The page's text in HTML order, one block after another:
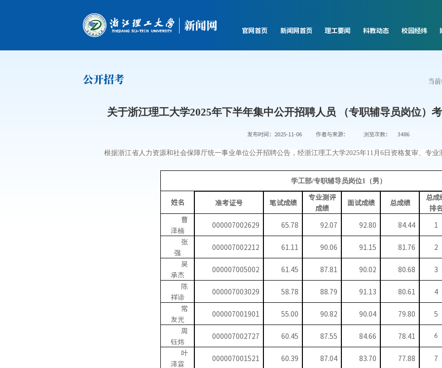
官网首页 新闻网首页 理工要闻 科教动态 校园经纬
公开招考 当前
关于浙江理工大学2025年下半年集中公开招聘人员 （专职辅导员岗位）
发布时间：2025-11-06 作者与来源： 浏览次数： 3486
根据浙江省人力资源和社会保障厅统一事业单位公开招聘公告，经浙江理工大学2025年11 月 6日资格复审 专业
学工部/专职辅导员岗位1（男）
姓名 准考证号 笔试成绩
专业测评
成绩
面试成绩 总成绩
总成
排名
曹
泽楠
000007002629 65.78 92.07 92.80 84.44 1
张
强
000007002212 61.11 90.06 91.15 81.76 2
吴
承杰
000007005002 61.45 87.81 90.02 80.68 3
陈
祥谛
000007003029 58.78 88.79 91.13 80.61 4
常
友光
000007001901 55.00 90.82 90.04 79.80
5
周
钰炜
000007002727 60.45 87.55 84.66 78.41 6
叶
泽霖
000007001521 60.39 87.04 83.70 77.88
7